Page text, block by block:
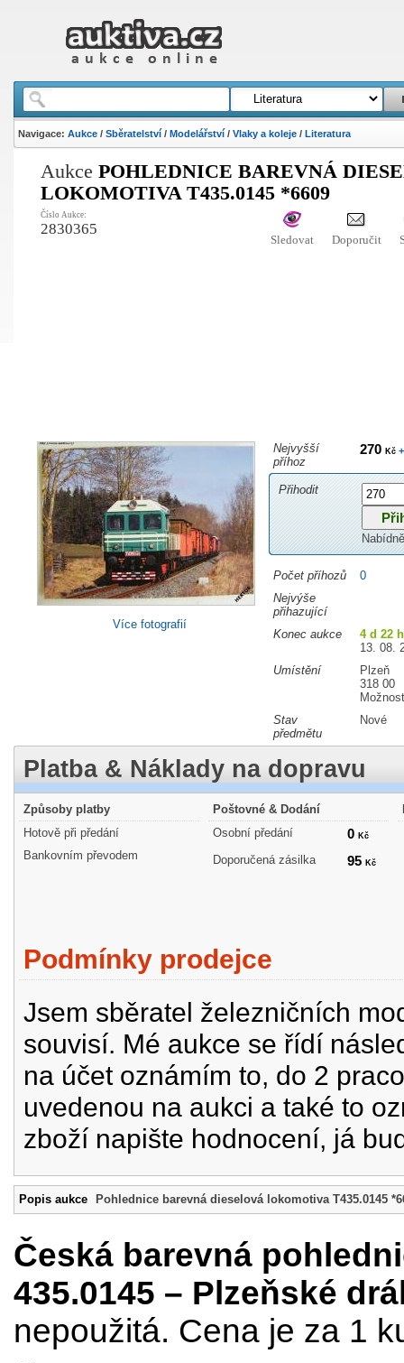
Navigace: Aukce/ Sběratelství/ Modelářství/ Vlaky a koleje/ Literatura
Aukce POHLEDNICE BAREVNÁ
LOKOMOTIVA T435.0145 *6609
Číslo Aukce:
2830365
Sledovat Doporučit
Více fotografií
Nejvyšší
příhoz
270 Kč+
Přihodit
Počet příhozů
0
Nejvýše
přihazující
Konec aukce
4 d 22
13. 08.
Umístění
Plzeň
318 00
Stav
předmětu
Nové
Platba & Náklady na dopravu
Způsoby platby
Hotově při předání
Bankovním převodem
Poštovné & Dodání
Osobní předání
0 Kč
Doporučená zásilka 95 Kč
Podmínky prodejce
Jsem sběratel železničních
souvisí. Mé aukce se řídí
na účet oznámím to, do 2
uvedenou na aukci a také to
zboží napište hodnocení, já
Popis aukce Pohlednice barevná dieselová lokomotiva T435.0145
Česká barevná
435.0145 – Plzeňské
nepoužitá. Cena je za 1